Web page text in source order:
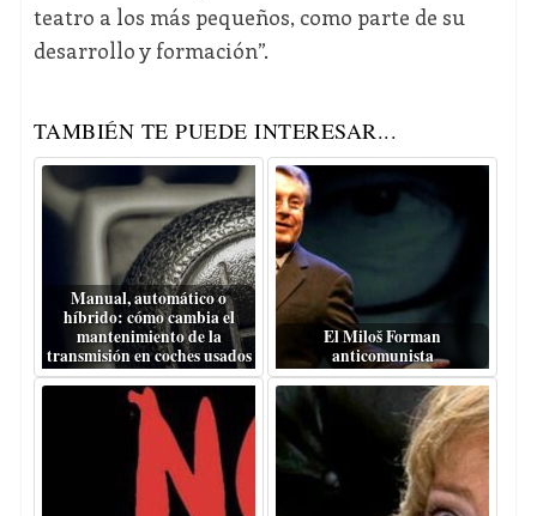
teatro a los más pequeños, como parte de su
desarrollo y formación”.
TAMBIÉN TE PUEDE INTERESAR...
Manual, automático o
híbrido: cómo cambia el
mantenimiento de la
transmisión en coches usados
El Miloš Forman
anticomunista